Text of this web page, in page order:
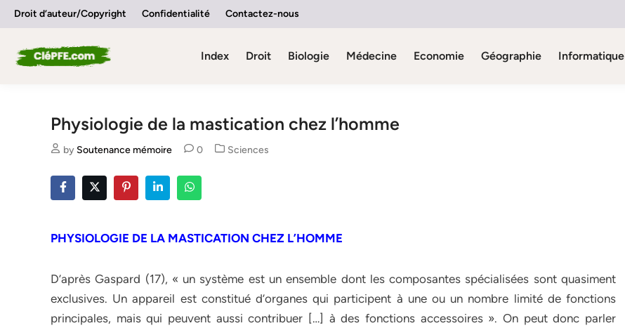
SkipDroit d’auteur/Copyright Confidentialité Contactez-nous
Index Droit Biologie Médecine Economie Géographie Informatique
Physiologie de la mastication chez l’homme
by Soutenance mémoire 0
Posted
Sciences
PHYSIOLOGIE DE LA MASTICATION CHEZ L’HOMME
D’après Gaspard (17), « un système est un ensemble dont les composantes spécialisées sont quasiment
exclusives. Un appareil est constitué d’organes qui participent à une ou un nombre limité de fonctions
principales, mais qui peuvent aussi contribuer […] à des fonctions accessoires ». On peut donc parler